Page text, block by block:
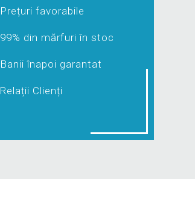
Prețuri favorabile
99% din mărfuri în stoc
Banii înapoi garantat
Relații Clienți